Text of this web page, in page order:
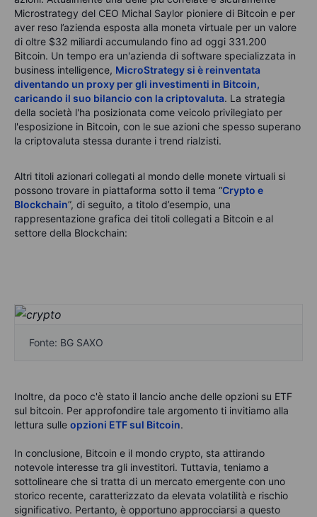
Microstrategy del CEO Michal Saylor pioniere di Bitcoin e per
aver reso l’azienda esposta alla moneta virtuale per un valore
di oltre $32 miliardi accumulando fino ad oggi 331.200
Bitcoin. Un tempo era un'azienda di software specializzata in
business intelligence, MicroStrategy si è reinventata
diventando un proxy per gli investimenti in Bitcoin,
caricando il suo bilancio con la criptovaluta. La strategia
della società l'ha posizionata come veicolo privilegiato per
l'esposizione in Bitcoin, con le sue azioni che spesso superano
la criptovaluta stessa durante i trend rialzisti.
Altri titoli azionari collegati al mondo delle monete virtuali si
possono trovare in piattaforma sotto il tema “Crypto e
Blockchain”, di seguito, a titolo d’esempio, una
rappresentazione grafica dei titoli collegati a Bitcoin e al
settore della Blockchain:
Fonte: BG SAXO
Inoltre, da poco c'è stato il lancio anche delle opzioni su ETF
sul bitcoin. Per approfondire tale argomento ti invitiamo alla
lettura sulle opzioni ETF sul Bitcoin.
In conclusione, Bitcoin e il mondo crypto, sta attirando
notevole interesse tra gli investitori. Tuttavia, teniamo a
sottolineare che si tratta di un mercato emergente con uno
storico recente, caratterizzato da elevata volatilità e rischio
significativo. Pertanto, è opportuno approcciarsi a questo